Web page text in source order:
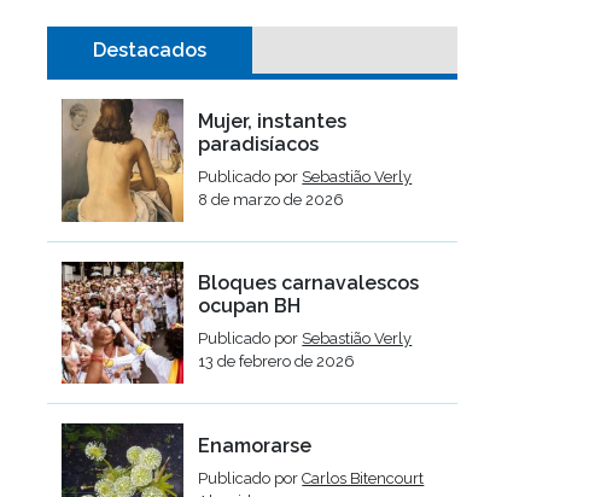
Destacados
Mujer, instantes
paradisíacos
Publicado por Sebastião Verly
8 de marzo de 2026
Bloques carnavalescos
ocupan BH
Publicado por Sebastião Verly
13 de febrero de 2026
Enamorarse
Publicado porCarlos Bitencourt